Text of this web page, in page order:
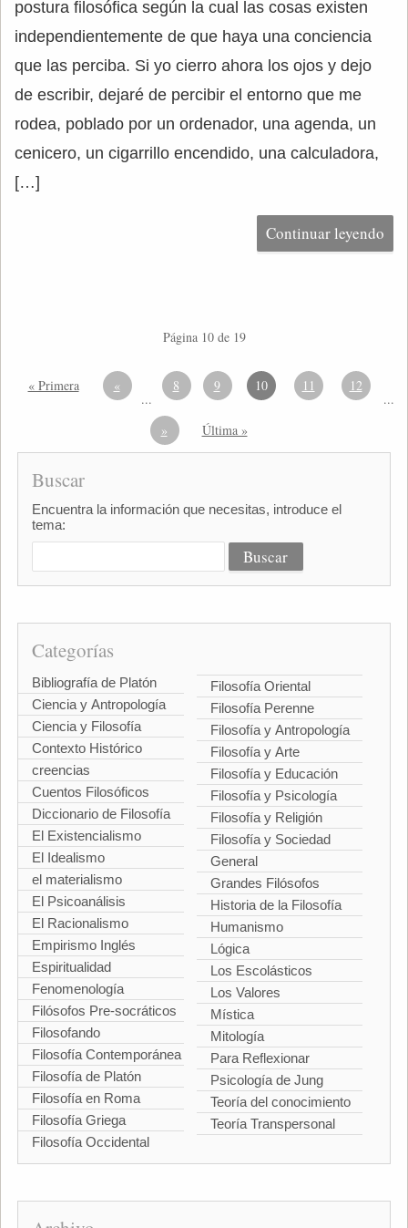
postura filosófica según la cual las cosas existen
independientemente de que haya una conciencia
que las perciba. Si yo cierro ahora los ojos y dejo
de escribir, dejaré de percibir el entorno que me
rodea, poblado por un ordenador, una agenda, un
cenicero, un cigarrillo encendido, una calculadora,
[…]
Continuar leyendo
Página 10 de 19
« Primera «
...
8 9 10 11 12
...
»
Última »
Buscar
Encuentra la información que necesitas, introduce el
tema:
Categorías
Bibliografía de Platón
Ciencia y Antropología
Ciencia y Filosofía
Contexto Histórico
creencias
Cuentos Filosóficos
Diccionario de Filosofía
El Existencialismo
El Idealismo
el materialismo
El Psicoanálisis
El Racionalismo
Empirismo Inglés
Espiritualidad
Fenomenología
Filósofos Pre-socráticos
Filosofando
Filosofía Contemporánea
Filosofía de Platón
Filosofía en Roma
Filosofía Griega
Filosofía Occidental
Filosofía Oriental
Filosofía Perenne
Filosofía y Antropología
Filosofía y Arte
Filosofía y Educación
Filosofía y Psicología
Filosofía y Religión
Filosofía y Sociedad
General
Grandes Filósofos
Historia de la Filosofía
Humanismo
Lógica
Los Escolásticos
Los Valores
Mística
Mitología
Para Reflexionar
Psicología de Jung
Teoría del conocimiento
Teoría Transpersonal